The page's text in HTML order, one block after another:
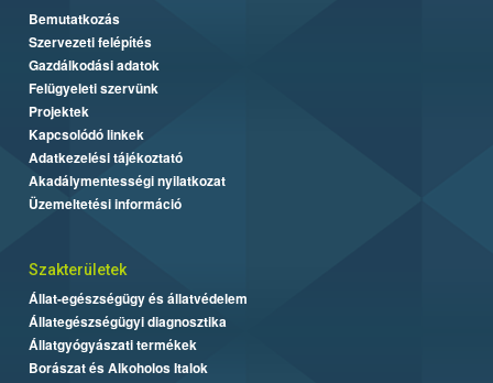
Bemutatkozás
Szervezeti felépítés
Gazdálkodási adatok
Felügyeleti szervünk
Projektek
Kapcsolódó linkek
Adatkezelési tájékoztató
Akadálymentességi nyilatkozat
Üzemeltetési információ
Szakterületek
Állat-egészségügy és állatvédelem
Állategészségügyi diagnosztika
Állatgyógyászati termékek
Borászat és Alkoholos Italok